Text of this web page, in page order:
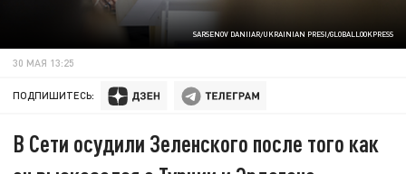
SARSENOV DANIIAR/UKRAINIAN PRESI/GLOBALLOOKPRESS
30 МАЯ 13:25
ПОДПИШИТЕСЬ:
В Сети осудили Зеленского после того как